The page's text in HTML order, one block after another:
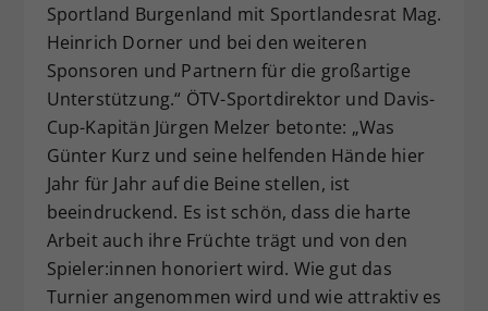
Sportland Burgenland mit Sportlandesrat Mag.
Heinrich Dorner und bei den weiteren
Sponsoren und Partnern für die großartige
Unterstützung.“ ÖTV-Sportdirektor und Davis-
Cup-Kapitän Jürgen Melzer betonte: „Was
Günter Kurz und seine helfenden Hände hier
Jahr für Jahr auf die Beine stellen, ist
beeindruckend. Es ist schön, dass die harte
Arbeit auch ihre Früchte trägt und von den
Spieler:innen honoriert wird. Wie gut das
Turnier angenommen wird und wie attraktiv es